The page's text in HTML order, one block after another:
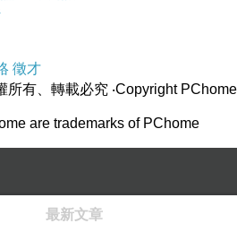
徵才
所有、轉載必究 ‧Copyright PChome
are trademarks of PChome
最新文章